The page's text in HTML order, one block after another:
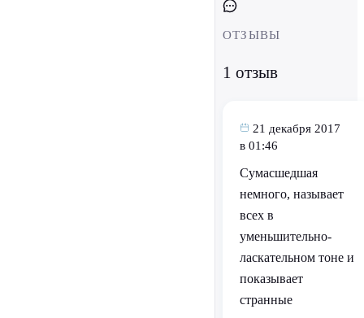
ОТЗЫВЫ
1 отзыв
21 декабря 2017
в 01:46
Сумасшедшая
немного, называет
всех в
уменьшительно-
ласкательном тоне и
показывает
странные